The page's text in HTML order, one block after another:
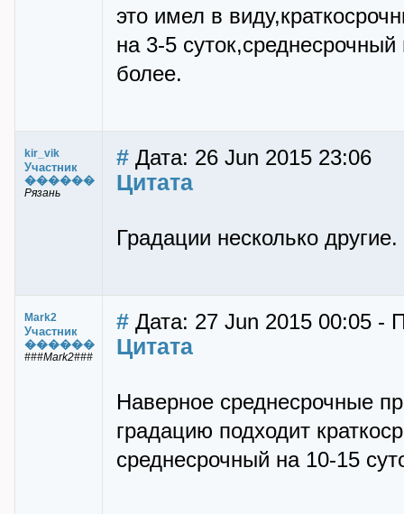
это имел в
на 3-5
более.
kir_vik
Участник
������
Рязань
# Дата: 26 Jun 2015 23:06
Цитата
Градации несколько
Mark2
Участник
������
###Mark2###
# Дата: 27 Jun 2015 00:05 -
Цитата
Наверное среднесрочные
градацию подходит
среднесрочный на 10-15